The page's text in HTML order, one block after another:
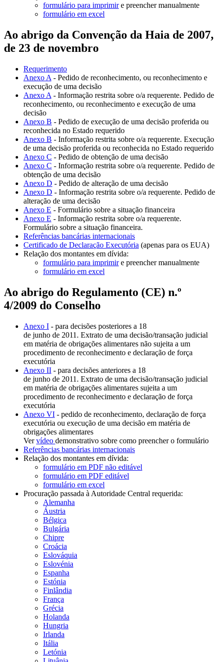
formulário para imprimire preencher manualmente
formulário em excel
Ao abrigo da Convenção da Haia de 2007,
de 23 de novembro
Requerimento
Anexo A - Pedido de reconhecimento, ou reconhecimento e
execução de uma decisão
Anexo A - Informação restrita sobre o/a requerente. Pedido de
reconhecimento, ou reconhecimento e execução de uma
decisão
Anexo B - Pedido de execução de uma decisão proferida ou
reconhecida no Estado requerido
Anexo B - Informação restrita sobre o/a requerente. Execução
de uma decisão proferida ou reconhecida no Estado requerido
Anexo C - Pedido de obtenção de uma decisão
Anexo C - Informação restrita sobre o/a requerente. Pedido de
obtenção de uma decisão
Anexo D - Pedido de alteração de uma decisão
Anexo D - Informação restrita sobre o/a requerente. Pedido de
alteração de uma decisão
Anexo E - Formulário sobre a situação financeira
Anexo E - Informação restrita sobre o/a requerente.
Formulário sobre a situação financeira.
Referências bancárias internacionais
Certificado de Declaração Executória (apenas para os EUA)
Relação dos montantes em dívida:
formulário para imprimire preencher manualmente
formulário em excel
Ao abrigo do Regulamento (CE) n.º
4/2009 do Conselho
Anexo I - para decisões posteriores a 18
de junho de 2011. Extrato de uma decisão/transação judicial
em matéria de obrigações alimentares não sujeita a um
procedimento de reconhecimento e declaração de força
executória
Anexo II - para decisões anteriores a 18
de junho de 2011. Extrato de uma decisão/transação judicial
em matéria de obrigações alimentares sujeita a um
procedimento de reconhecimento e declaração de força
executória
Anexo VI - pedido de reconhecimento, declaração de força
executória ou execução de uma decisão em matéria de
obrigações alimentares
Vervídeo demonstrativo sobre como preencher o formulário
Referências bancárias internacionais
Relação dos montantes em dívida:
formulário em PDF não editável
formulário em PDF editável
formulário em excel
Procuração passada à Autoridade Central requerida:
Alemanha
Áustria
Bélgica
Bulgária
Chipre
Croácia
Eslováquia
Eslovénia
Espanha
Estónia
Finlândia
França
Grécia
Holanda
Hungria
Irlanda
Itália
Letónia